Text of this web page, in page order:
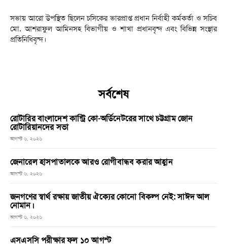
সভায় আরো উপস্থিত ছিলেন চসিকের ভারপ্রাপ্ত প্রধান নির্বাহী কর্মকর্তা ও সচিব
মো. আশরাফুল আমিনসহ বিভাগীয় ও শাখা প্রধানবৃন্দ এবং বিভিন্ন সংস্থার
প্রতিনিধিবৃন্দ।
সর্বশেষ
রোটারির বাংলাদেশ কান্ট্রি কো-অর্ডিনেটরের সাথে চট্টগ্রাম জোন
রোটারিয়ানদের সভা
আগস্ট ৬, ২০২৬
জেনারেল হাসপাতালকে আরও রোগীবান্ধব করার আহ্বান
আগস্ট ৬, ২০২৬
জনগণের স্বার্থ রক্ষায় জাতীয় ঐক্যের কোনো বিকল্প নেই: সাঈদ আল
নোমান।
আগস্ট ৬, ২০২৬
এসএসসি পরীক্ষার ফল ১০ আগস্ট